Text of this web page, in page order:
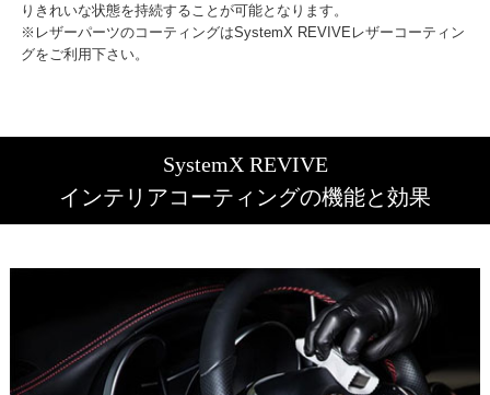
りきれいな状態を持続することが可能となります。
※レザーパーツのコーティングはSystemX REVIVEレザーコーティン
グをご利用下さい。
SystemX REVIVE
インテリアコーティングの機能と効果